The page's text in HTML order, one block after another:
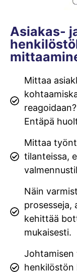
Asiakas-
Mittaa
Entäpä
Mittaa
tilanteissa,
Näin
prosesseja,
kehittää
mukaisesti.
Johtamisen
henkilöstön